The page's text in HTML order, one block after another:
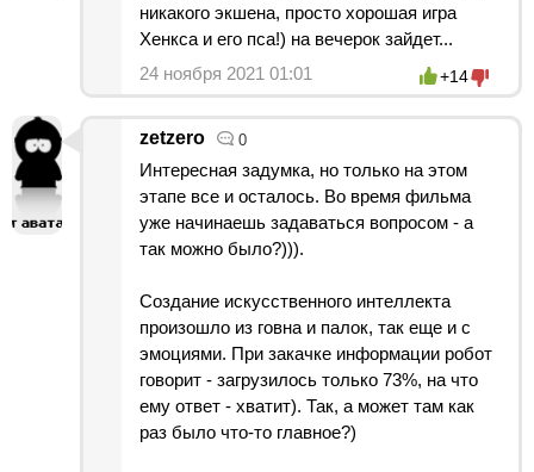
никакого экшена, просто хорошая игра
Хенкса и его пса!) на вечерок зайдет...
24 ноября 2021 01:01
+14
zetzero 0
Интересная задумка, но только на этом
этапе все и осталось. Во время фильма
уже начинаешь задаваться вопросом - а
так можно было?))).
Создание искусственного интеллекта
произошло из говна и палок, так еще и с
эмоциями. При закачке информации робот
говорит - загрузилось только 73%, на что
ему ответ - хватит). Так, а может там как
раз было что-то главное?)